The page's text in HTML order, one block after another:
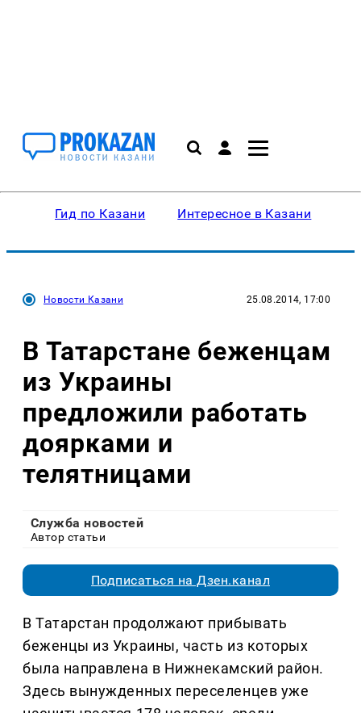
Гид по Казани Интересное в Казани
Новости Казани 25.08.2014, 17:00
В Татарстане беженцам
из Украины
предложили работать
доярками и
телятницами
Служба новостей
Автор статьи
Подписаться на Дзен.канал
В Татарстан продолжают прибывать
беженцы из Украины, часть из которых
была направлена в Нижнекамский район.
Здесь вынужденных переселенцев уже